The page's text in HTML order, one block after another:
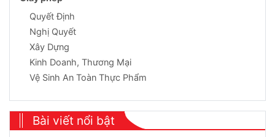
Quyết Định
Nghị Quyết
Xây Dựng
Kinh Doanh, Thương Mại
Vệ Sinh An Toàn Thực Phẩm
Bài viết nổi bật